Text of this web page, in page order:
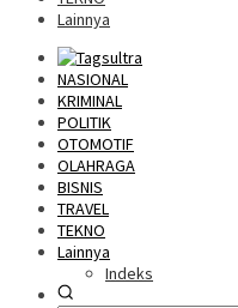
Lainnya
NASIONAL
KRIMINAL
POLITIK
OTOMOTIF
OLAHRAGA
BISNIS
TRAVEL
TEKNO
Lainnya
Indeks